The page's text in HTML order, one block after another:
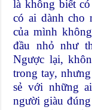
là không biết
có ai dành cho
của mình
đầu nhỏ như
Ngược lại,
trong tay,
sẻ với những
người giàu